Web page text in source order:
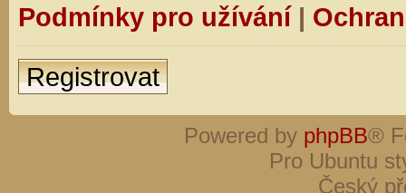
Podmínky pro užívání|
Registrovat
Powered by phpBB®
Pro Ubuntu
Český